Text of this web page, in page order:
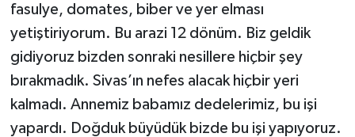
fasulye, domates, biber ve yer elması
yetiştiriyorum. Bu arazi 12 dönüm. Biz geldik
gidiyoruz bizden sonraki nesillere hiçbir şey
bırakmadık. Sivas’ın nefes alacak hiçbir yeri
kalmadı. Annemiz babamız dedelerimiz, bu işi
yapardı. Doğduk büyüdük bizde bu işi yapıyoruz.